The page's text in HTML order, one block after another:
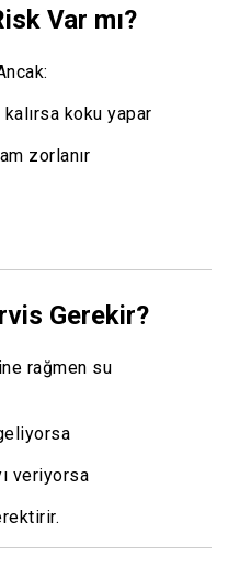
Var mı?
koku yapar
zorlanır
Gerekir?
rağmen su
veriyorsa